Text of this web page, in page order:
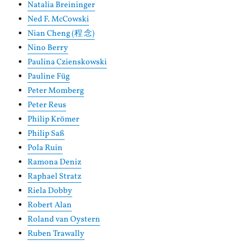
Natalia Breininger
Ned F. McCowski
Nian Cheng (程 念)
Nino Berry
Paulina Czienskowski
Pauline Füg
Peter Momberg
Peter Reus
Philip Krömer
Philip Saß
Pola Ruin
Ramona Deniz
Raphael Stratz
Riela Dobby
Robert Alan
Roland van Oystern
Ruben Trawally